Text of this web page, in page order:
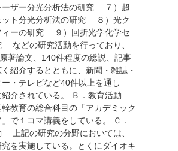
ーザー分光分析法の研究 ７）超
ット分光分析法の研究 ８）光ク
ィーの研究 ９）回折光学化学セ
などの研究活動を行っており、
著論文、140件程度の総説、記事
紹介するとともに、新聞・雑誌・
・テレビなど40件以上を通し
紹介されている。 Ｂ．教育活動
教育の総合科目の「アカデミック
で１コマ講義をしている。 Ｃ．
上記の研究の分野においては、
を実施している。とくにダイオキ